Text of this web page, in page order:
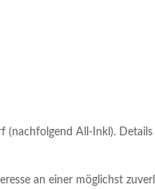
All-Inkl).
an einer möglichst